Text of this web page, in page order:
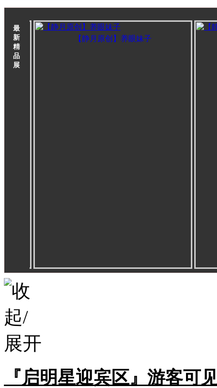
最
新
精
品
展
【静月原创】养眼妹子
『启明星迎宾区』游客可